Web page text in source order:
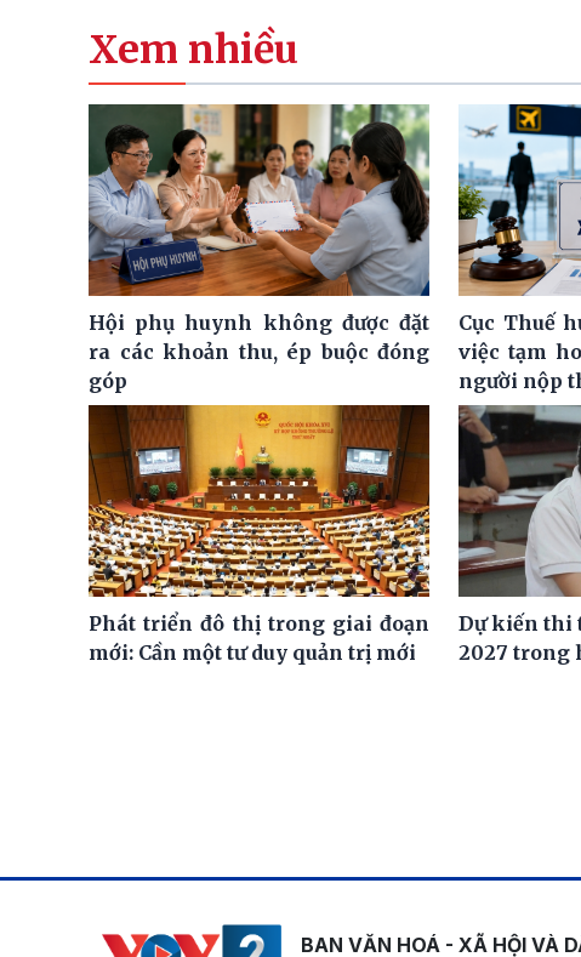
Xem nhiều
Hội phụ huynh không được đặt
ra các khoản thu, ép buộc đóng
góp
Cục Thuế
việc tạm
người nộp
Phát triển đô thị trong giai đoạn
mới: Cần một tư duy quản trị mới
Dự kiến thi
2027 trong
BAN VĂN HOÁ - XÃ HỘI VÀ